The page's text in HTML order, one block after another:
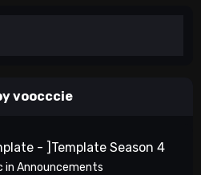
voocccie
- ]Template Season 4
in Announcements